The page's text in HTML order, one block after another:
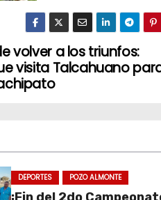
volver a los triunfos:
visita Talcahuano
DEPORTES POZO ALMONTE